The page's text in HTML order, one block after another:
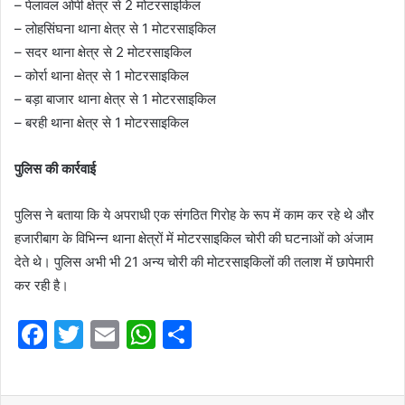
– पेलावल ओपी क्षेत्र से 2 मोटरसाइकिल
– लोहसिंघना थाना क्षेत्र से 1 मोटरसाइकिल
– सदर थाना क्षेत्र से 2 मोटरसाइकिल
– कोर्रा थाना क्षेत्र से 1 मोटरसाइकिल
– बड़ा बाजार थाना क्षेत्र से 1 मोटरसाइकिल
– बरही थाना क्षेत्र से 1 मोटरसाइकिल
पुलिस की कार्रवाई
पुलिस ने बताया कि ये अपराधी एक संगठित गिरोह के रूप में काम कर रहे थे और
हजारीबाग के विभिन्न थाना क्षेत्रों में मोटरसाइकिल चोरी की घटनाओं को अंजाम
देते थे। पुलिस अभी भी 21 अन्य चोरी की मोटरसाइकिलों की तलाश में छापेमारी
कर रही है।
F
c
T
itt
E
ai
W
at ar